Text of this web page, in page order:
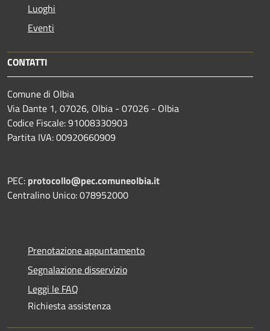
Luoghi
Eventi
CONTATTI
Comune di Olbia
Via Dante 1, 07026, Olbia - 07026 - Olbia
Codice Fiscale: 91008330903
Partita IVA: 00920660909
PEC: protocollo@pec.comuneolbia.it
Centralino Unico: 078952000
Prenotazione appuntamento
Segnalazione disservizio
Leggi le FAQ
Richiesta assistenza